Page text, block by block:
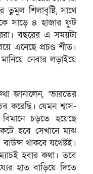
তুমুল শিলাবৃষ্টি, সাথে
সাড়ে ৪ হাজার ফুট
বছরের এ সময়টা
এনেছে প্রচণ্ড শীত।
নেবার লড়াইয়ে
জানালেন, ‘ভারতের
করেছি। যেমন শ্বাস-
চড়তে হয়েছে
হবে সেখানে মাঝ
থাকবে যথেষ্টই।
হবার কথা। তবে
হাত বাড়িয়ে দিতে